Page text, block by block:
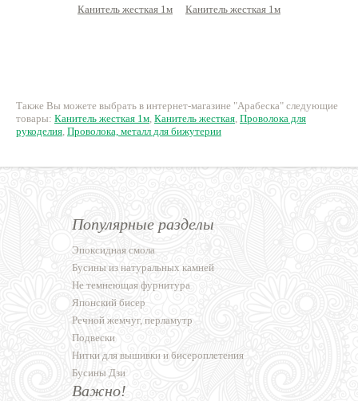
Канитель жесткая 1м Канитель жесткая 1м
Также Вы можете выбрать в интернет-магазине "Арабеска" следующие
товары: Канитель жесткая 1м, Канитель жесткая, Проволока для
рукоделия, Проволока, металл для бижутерии
Популярные разделы
Эпоксидная смола
Бусины из натуральных камней
Не темнеющая фурнитура
Японский бисер
Речной жемчуг, перламутр
Подвески
Нитки для вышивки и бисероплетения
Бусины Дзи
Важно!